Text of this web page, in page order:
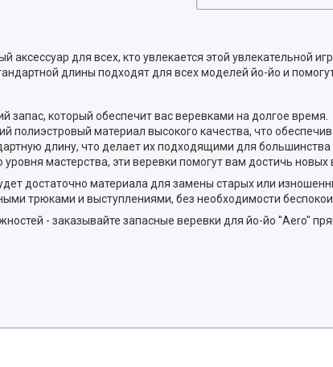
для всех, кто увлекается этой увлекательной
длины подходят для всех моделей йо-йо и
запас, который обеспечит вас веревками на долгое время.
полиэстровый материал высокого качества, что
длину, что делает их подходящими для большинства
мастерства, эти веревки помогут вам достичь
достаточно материала для замены старых или
трюками и выступлениями, без необходимости
- заказывайте запасные веревки для йо-йо "Aero"